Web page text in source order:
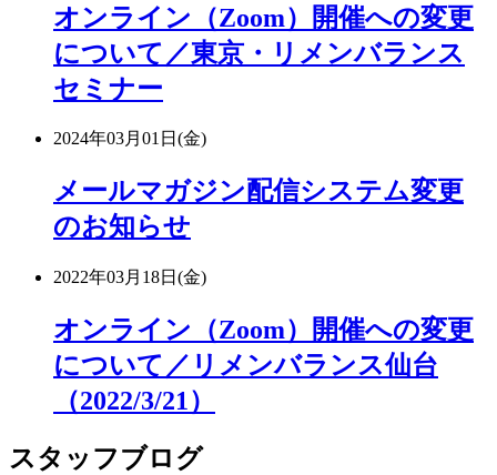
オンライン（Zoom）開催への変更
について／東京・リメンバランス
セミナー
2024年03月01日(金)
メールマガジン配信システム変更
のお知らせ
2022年03月18日(金)
オンライン（Zoom）開催への変更
について／リメンバランス仙台
（2022/3/21）
スタッフブログ